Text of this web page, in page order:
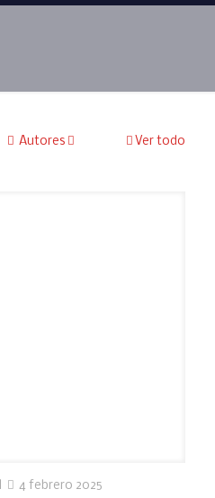
Autores Ver todo
4 febrero 2025